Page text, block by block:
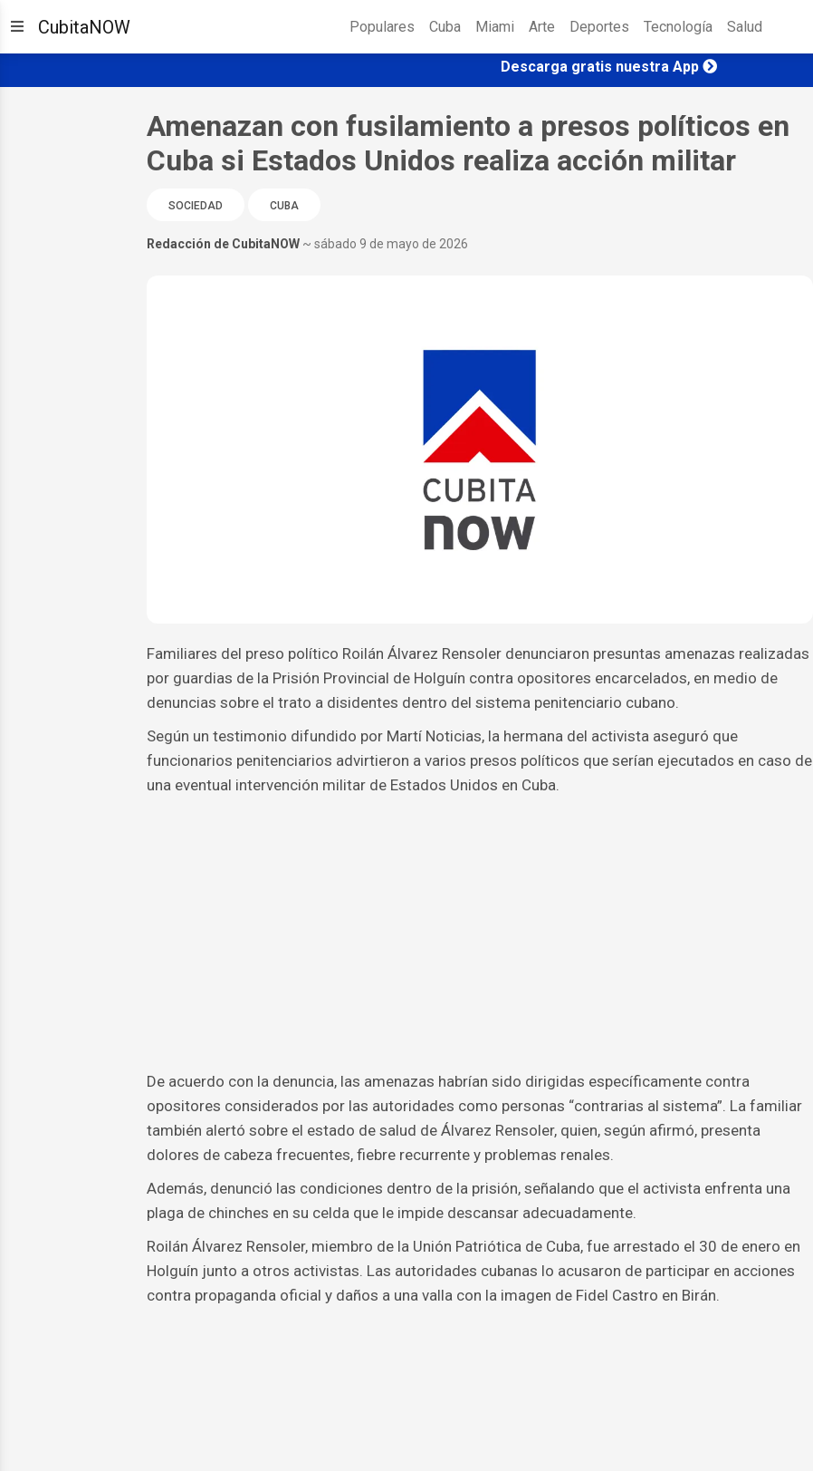
CubitaNOW Populares Cuba Miami Arte Deportes Tecnología Salud
Descarga gratis nuestra App
Amenazan con fusilamiento a presos políticos en
Cuba si Estados Unidos realiza acción militar
SOCIEDAD CUBA
Redacción de CubitaNOW ~ sábado 9 de mayo de 2026
Familiares del preso político Roilán Álvarez Rensoler denunciaron presuntas amenazas realizadas
por guardias de la Prisión Provincial de Holguín contra opositores encarcelados, en medio de
denuncias sobre el trato a disidentes dentro del sistema penitenciario cubano.
Según un testimonio difundido por Martí Noticias, la hermana del activista aseguró que
funcionarios penitenciarios advirtieron a varios presos políticos que serían ejecutados en caso de
una eventual intervención militar de Estados Unidos en Cuba.
De acuerdo con la denuncia, las amenazas habrían sido dirigidas específicamente contra
opositores considerados por las autoridades como personas “contrarias al sistema”. La familiar
también alertó sobre el estado de salud de Álvarez Rensoler, quien, según afirmó, presenta
dolores de cabeza frecuentes, fiebre recurrente y problemas renales.
Además, denunció las condiciones dentro de la prisión, señalando que el activista enfrenta una
plaga de chinches en su celda que le impide descansar adecuadamente.
Roilán Álvarez Rensoler, miembro de la Unión Patriótica de Cuba, fue arrestado el 30 de enero en
Holguín junto a otros activistas. Las autoridades cubanas lo acusaron de participar en acciones
contra propaganda oficial y daños a una valla con la imagen de Fidel Castro en Birán.